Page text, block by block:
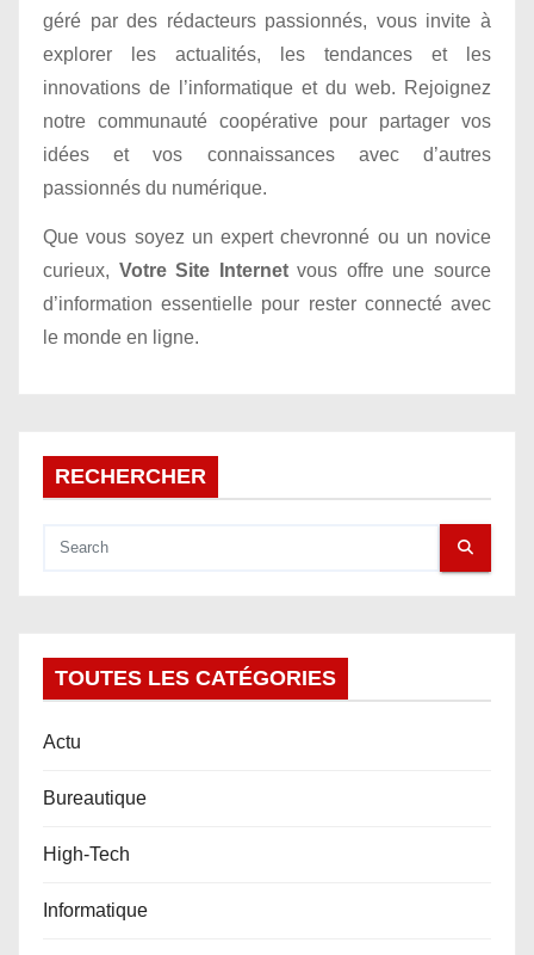
o
n
d
e
e
géré par des rédacteurs passionnés, vous invite à
explorer les actualités, les tendances et les
innovations de l’informatique et du web. Rejoignez
notre communauté coopérative pour partager vos
idées et vos connaissances avec d’autres
passionnés du numérique.
Que vous soyez un expert chevronné ou un novice
curieux, Votre Site Internetvous offre une source
d’information essentielle pour rester connecté avec
le monde en ligne.
RECHERCHER
TOUTES LES CATÉGORIES
Actu
Bureautique
High-Tech
Informatique